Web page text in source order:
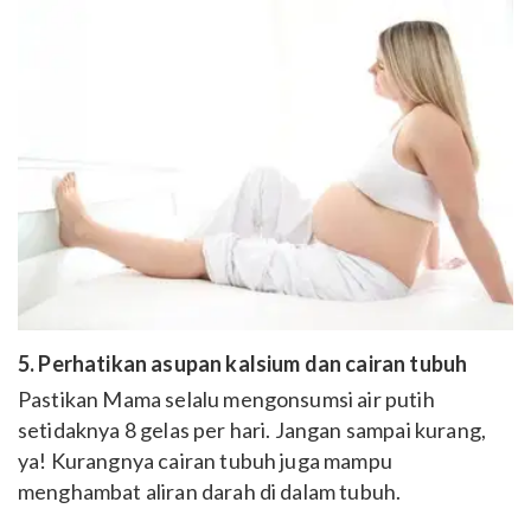
5. Perhatikan asupan kalsium dan cairan tubuh
Pastikan Mama selalu mengonsumsi air putih
setidaknya 8 gelas per hari. Jangan sampai kurang,
ya! Kurangnya cairan tubuh juga mampu
menghambat aliran darah di dalam tubuh.